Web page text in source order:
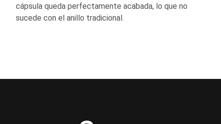
cápsula queda perfectamente acabada, lo que no
sucede con el anillo tradicional.